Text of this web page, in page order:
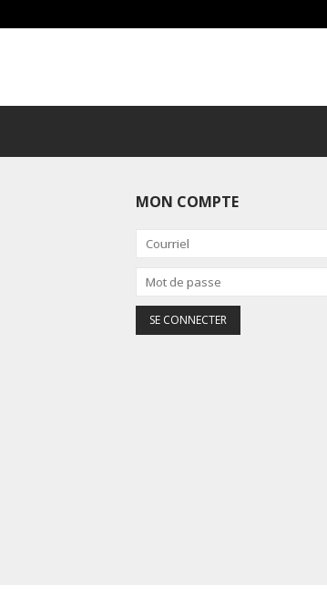
MON COMPTE